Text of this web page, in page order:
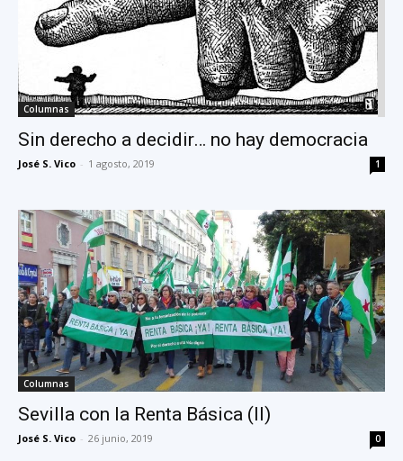
Columnas
Sin derecho a decidir… no hay democracia
José S. Vico - 1 agosto, 2019 1
Columnas
Sevilla con la Renta Básica (II)
José S. Vico - 26 junio, 2019 0